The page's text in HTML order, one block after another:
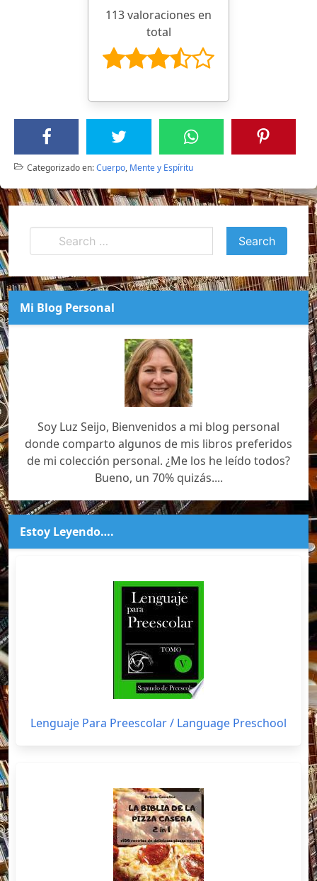
113 valoraciones en
total
Categorizado en:Cuerpo, Mente y Espíritu
Mi Blog Personal
Soy Luz Seijo, Bienvenidos a mi blog personal
donde comparto algunos de mis libros preferidos
de mi colección personal. ¿Me los he leído todos?
Bueno, un 70% quizás....
Estoy Leyendo….
Lenguaje Para Preescolar / Language Preschool